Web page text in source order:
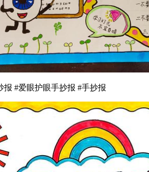
报 #爱眼护眼手抄报 #手抄报